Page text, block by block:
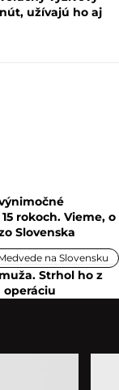
užívajú ho aj
rokoch. Vieme, o
Slovenska
na Slovensku
Strhol ho z
operáciu